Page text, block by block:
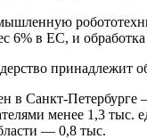
6% в ЕС, и
принадлежит
в Санкт-
менее 1,3
— 0,8 тыс.